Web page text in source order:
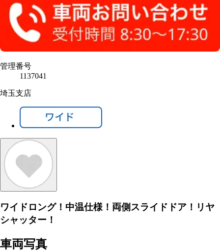
管理番号
1137041
埼玉支店
ワイドロング！中温仕様！両側スライドドア！リヤ
シャッター！
車両写真